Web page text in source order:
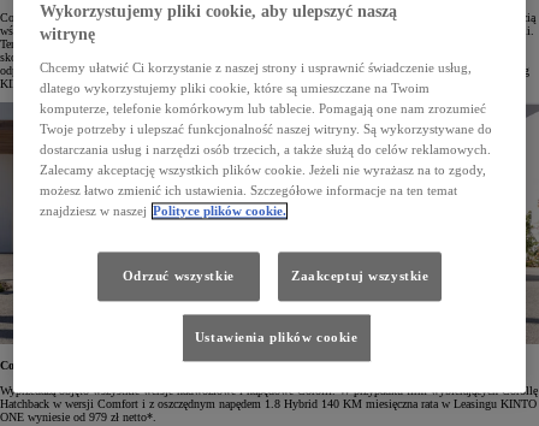
Corolla od miesięcy utrzymuje pozycję lidera polskiego rynku samochodowego i cieszy się dużą popularnością
wśród firm. Tylko od stycznia do listopada bieżącego roku park flotowy powiększył się o 20 750 egz. Corolli.
Ten wynik będzie jeszcze lepszy, gdyż w ramach trwającej wyprzedaży aut z rocznika 2023 firmy mogą teraz
skorzystać ze specjalnej oferty na ten model. Wykwalifikowani doradcy flotowi pomogą dobrać wersję
odpowiednią do rodzaju działalności. Zaproponują też atrakcyjne warunki finansowania, w tym m.in. Leasing
KINTO ONE.
Corolla Hatchback – już od 979 zł netto miesięcznie
Wyprzedażą objęto wszystkie wersje nadwoziowe i napędowe Corolli. W przypadku firm wybierających Corollę
Hatchback w wersji Comfort i z oszczędnym napędem 1.8 Hybrid 140 KM miesięczna rata w Leasingu KINTO
ONE wyniesie od 979 zł netto*.
Wykorzystujemy pliki cookie, aby ulepszyć naszą
witrynę
Chcemy ułatwić Ci korzystanie z naszej strony i usprawnić świadczenie usług,
dlatego wykorzystujemy pliki cookie, które są umieszczane na Twoim
komputerze, telefonie komórkowym lub tablecie. Pomagają one nam zrozumieć
Twoje potrzeby i ulepszać funkcjonalność naszej witryny. Są wykorzystywane do
dostarczania usług i narzędzi osób trzecich, a także służą do celów reklamowych.
Zalecamy akceptację wszystkich plików cookie. Jeżeli nie wyrażasz na to zgody,
możesz łatwo zmienić ich ustawienia. Szczegółowe informacje na ten temat
znajdziesz w naszej Polityce plików cookie.
Odrzuć wszystkie Zaakceptuj wszystkie
Ustawienia plików cookie